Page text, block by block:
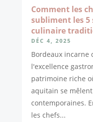
Comment les
subliment les 5
culinaire
DÉC 4, 2025
Bordeaux incarne
l'excellence
patrimoine riche
aquitain se
contemporaines.
les chefs...